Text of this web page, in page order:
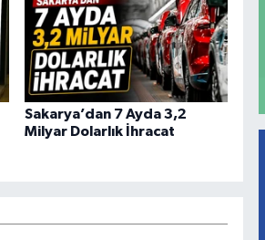
Sakarya’dan 7 Ayda 3,2
Milyar Dolarlık İhracat